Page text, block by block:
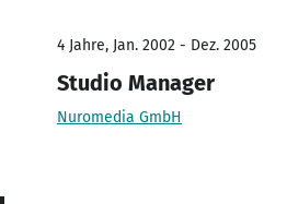
4 Jahre, Jan. 2002 - Dez. 2005
Studio Manager
Nuromedia GmbH